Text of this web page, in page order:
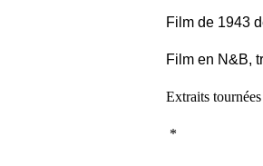
Film de 1943
Film en N&B,
Extraits
*